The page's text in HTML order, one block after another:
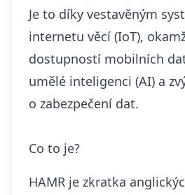
Je to díky vestavěným
internetu věcí (IoT),
dostupností mobilních
umělé inteligenci (AI) a
o zabezpečení dat.
Co to je?
HAMR je zkratka